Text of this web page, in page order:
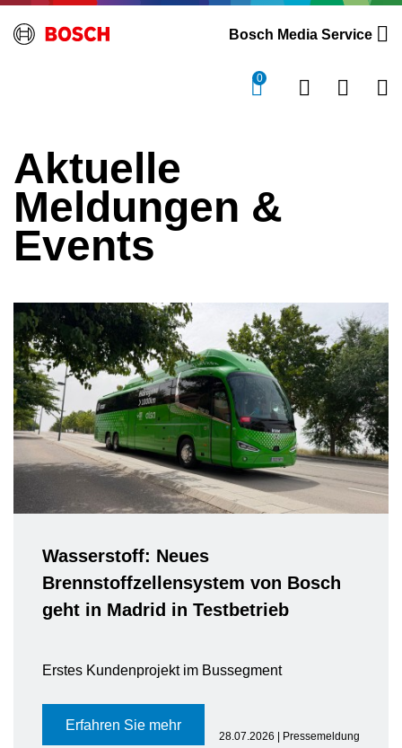
Bosch Media Service
0
Aktuelle
Meldungen &
Events
Wasserstoff: Neues
Brennstoffzellensystem von Bosch
geht in Madrid in Testbetrieb
Erstes Kundenprojekt im Bussegment
Erfahren Sie mehr
28.07.2026 | Pressemeldung